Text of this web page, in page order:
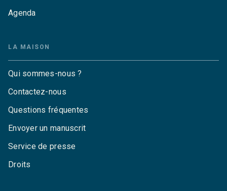
Agenda
LA MAISON
Qui sommes-nous ?
Contactez-nous
Questions fréquentes
Envoyer un manuscrit
Service de presse
Droits